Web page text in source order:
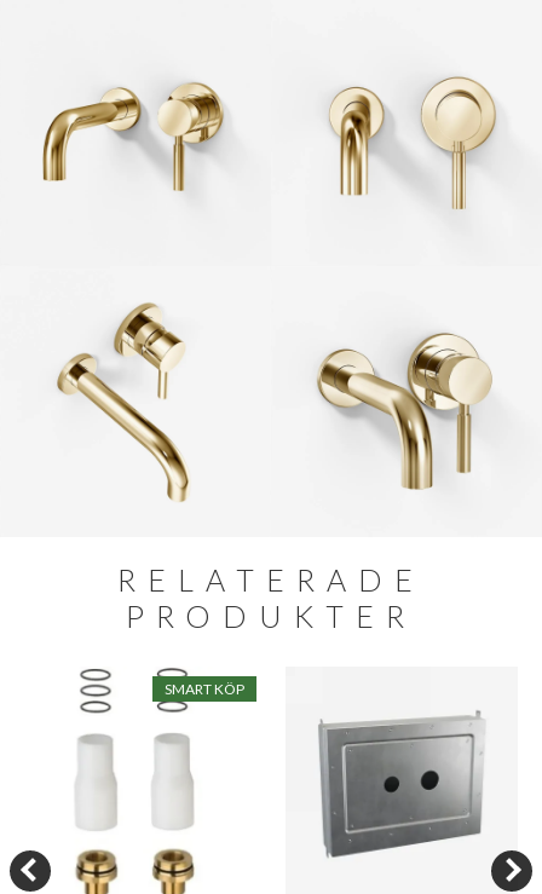
RELATERADE
PRODUKTER
SMART KÖP